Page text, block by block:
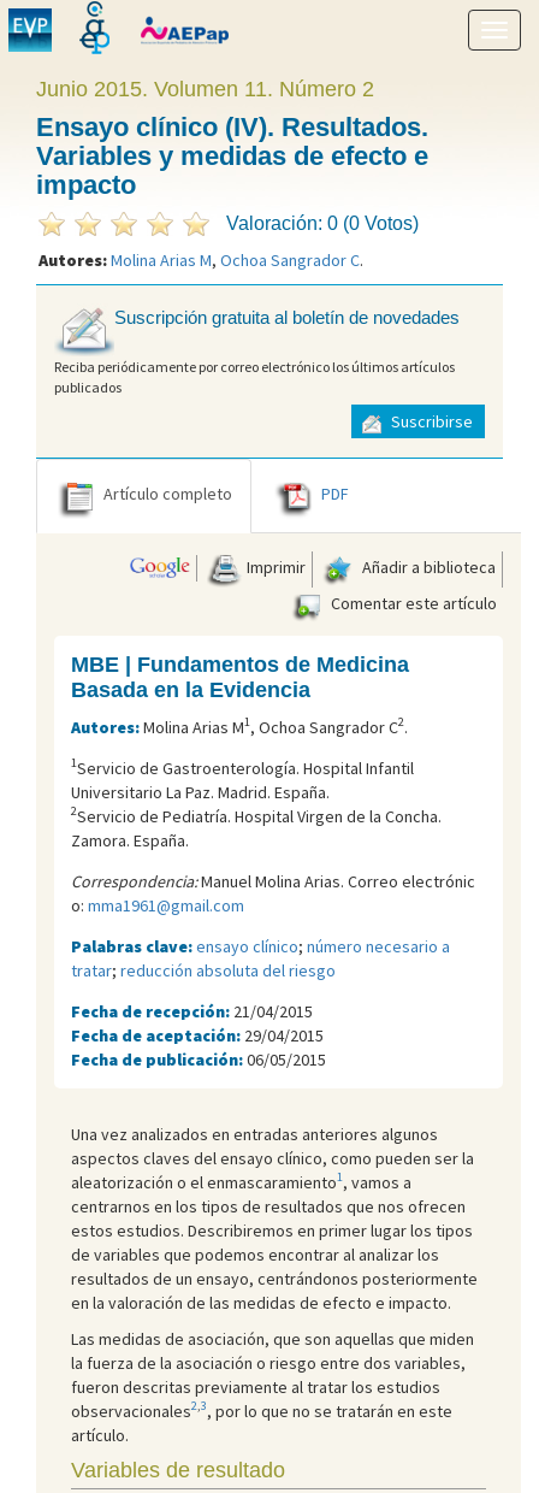
menú
Junio 2015. Volumen 11. Número 2
Ensayo clínico (IV). Resultados.
Variables y medidas de efecto e
impacto
Valoración: 0 (0 Votos)
Autores:Molina Arias M, Ochoa Sangrador C.
Suscripción gratuita al boletín de novedades
Reciba periódicamente por correo electrónico los últimos artículos
publicados
Suscribirse
Artículo completo PDF
Imprimir
Añadir a biblioteca
Comentar este artículo
MBE | Fundamentos de Medicina
Basada en la Evidencia
Autores:Molina Arias M1, Ochoa Sangrador C2.
1Servicio de Gastroenterología. Hospital Infantil
Universitario La Paz. Madrid. España.
2Servicio de Pediatría. Hospital Virgen de la Concha.
Zamora. España.
Correspondencia:Manuel Molina Arias. Correo electrónic
o: mma1961@gmail.com
Palabras clave:ensayo clínico; número necesario a
tratar; reducción absoluta del riesgo
Fecha de recepción: 21/04/2015
Fecha de aceptación: 29/04/2015
Fecha de publicación:06/05/2015
Una vez analizados en entradas anteriores algunos
aspectos claves del ensayo clínico, como pueden ser la
aleatorización o el enmascaramiento1, vamos a
centrarnos en los tipos de resultados que nos ofrecen
estos estudios. Describiremos en primer lugar los tipos
de variables que podemos encontrar al analizar los
resultados de un ensayo, centrándonos posteriormente
en la valoración de las medidas de efecto e impacto.
Las medidas de asociación, que son aquellas que miden
la fuerza de la asociación o riesgo entre dos variables,
fueron descritas previamente al tratar los estudios
observacionales2,3, por lo que no se tratarán en este
artículo.
Variables de resultado